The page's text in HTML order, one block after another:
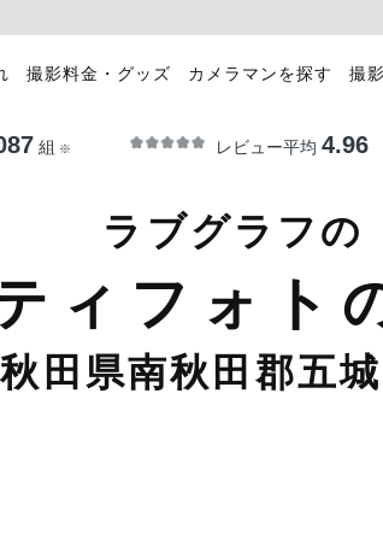
撮影料金・グッズ カメラマンを探す 撮
組 ※ レビュー平均 4.96
ラブグラフの
ィフォト
秋田県南秋田郡五